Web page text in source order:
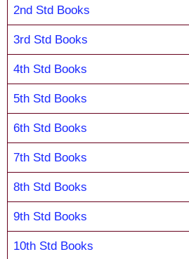
2nd Std Books
3rd Std Books
4th Std Books
5th Std Books
6th Std Books
7th Std Books
8th Std Books
9th Std Books
10th Std Books